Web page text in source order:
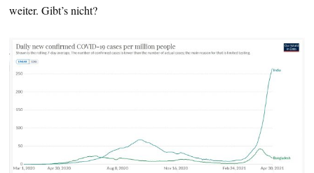
weiter. Gibt’s nicht?